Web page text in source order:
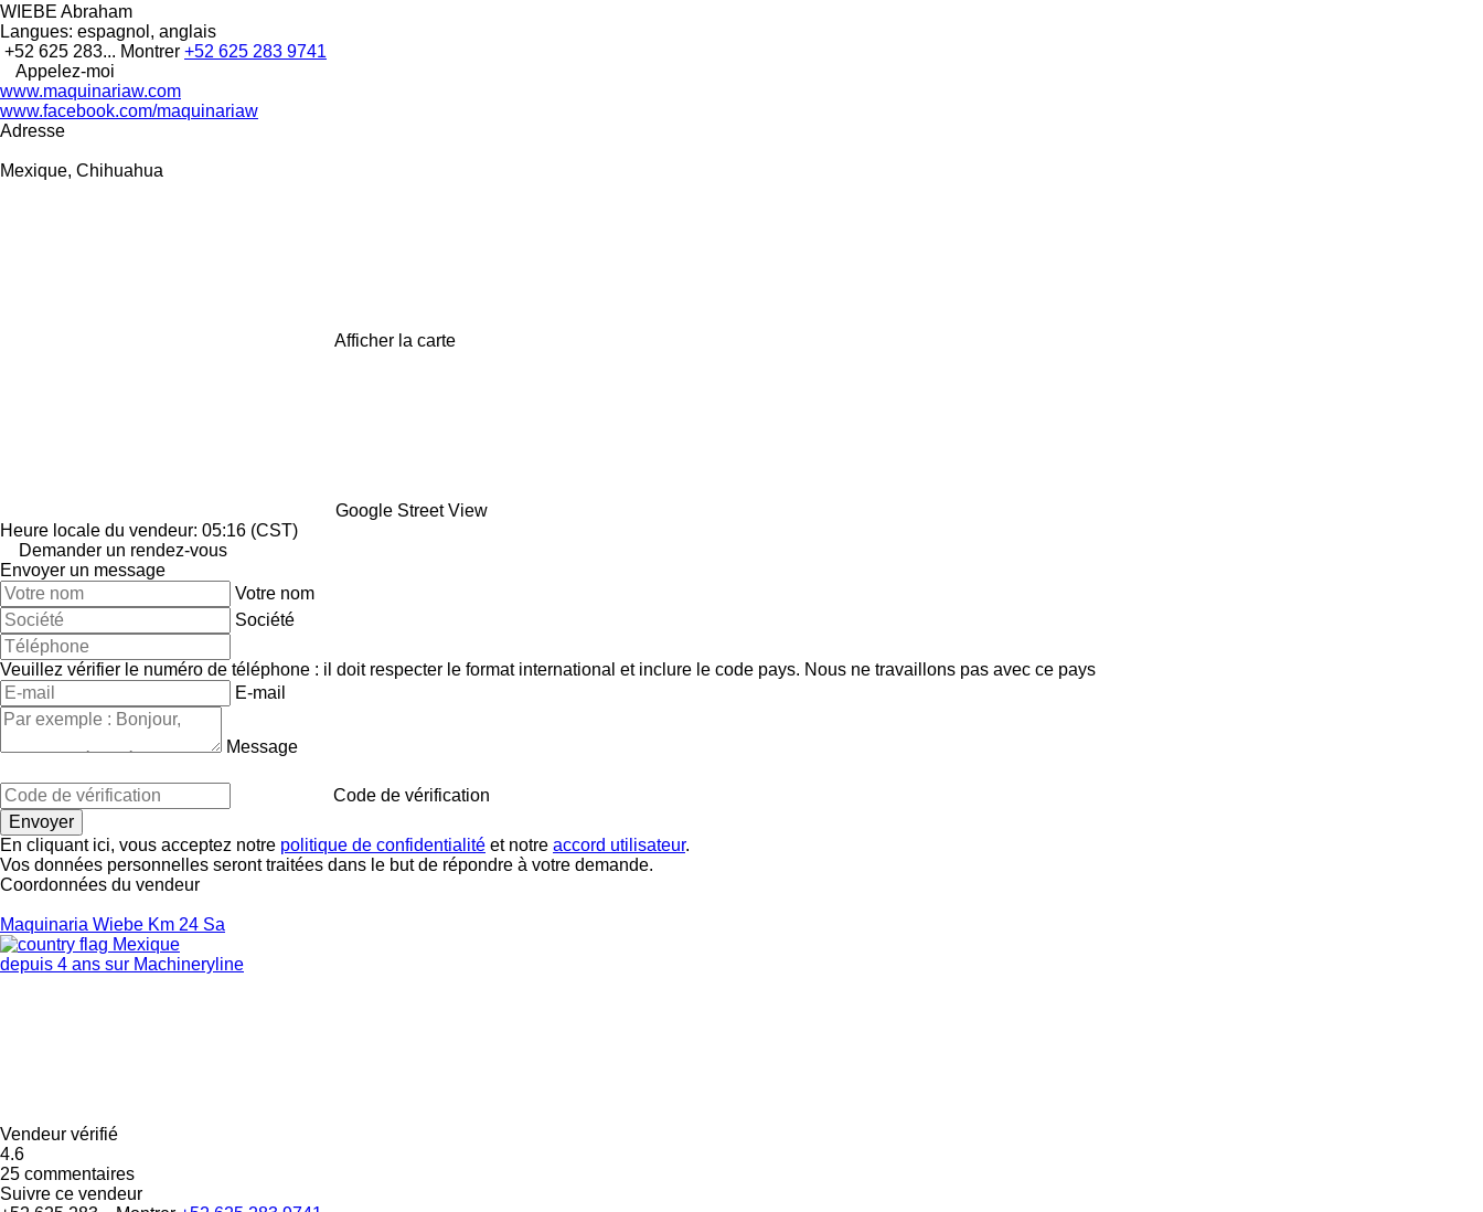
WIEBE Abraham
Langues: espagnol, anglais
+52 625 283... Montrer +52 625 283 9741
Appelez-moi
www.maquinariaw.com
www.facebook.com/maquinariaw
Adresse
Mexique, Chihuahua
Afficher la carte
Google Street View
Heure locale du vendeur: 05:16 (CST)
Demander un rendez-vous
Envoyer un message
Votre nom
Société
Veuillez vérifier le numéro de téléphone : il doit respecter le format international et inclure le code pays. Nous ne travaillons pas avec ce pays
E-mail
Message
Code de vérification
En cliquant ici, vous acceptez notre politique de confidentialité et notre accord utilisateur.
Vos données personnelles seront traitées dans le but de répondre à votre demande.
Coordonnées du vendeur
Maquinaria Wiebe Km 24 Sa
Mexique
depuis 4 ans sur Machineryline
Vendeur vérifié
4.6
25 commentaires
Suivre ce vendeur